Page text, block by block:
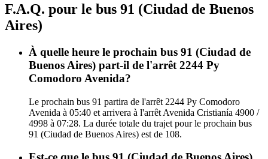
F.A.Q. pour le bus 91 (Ciudad de Buenos
Aires)
À quelle heure le prochain bus 91 (Ciudad de
Buenos Aires) part-il de l'arrêt 2244 Py
Comodoro Avenida?
Le prochain bus 91 partira de l'arrêt 2244 Py Comodoro
Avenida à 05:40 et arrivera à l'arrêt Avenida Cristianía 4900 /
4998 à 07:28. La durée totale du trajet pour le prochain bus
91 (Ciudad de Buenos Aires) est de 108.